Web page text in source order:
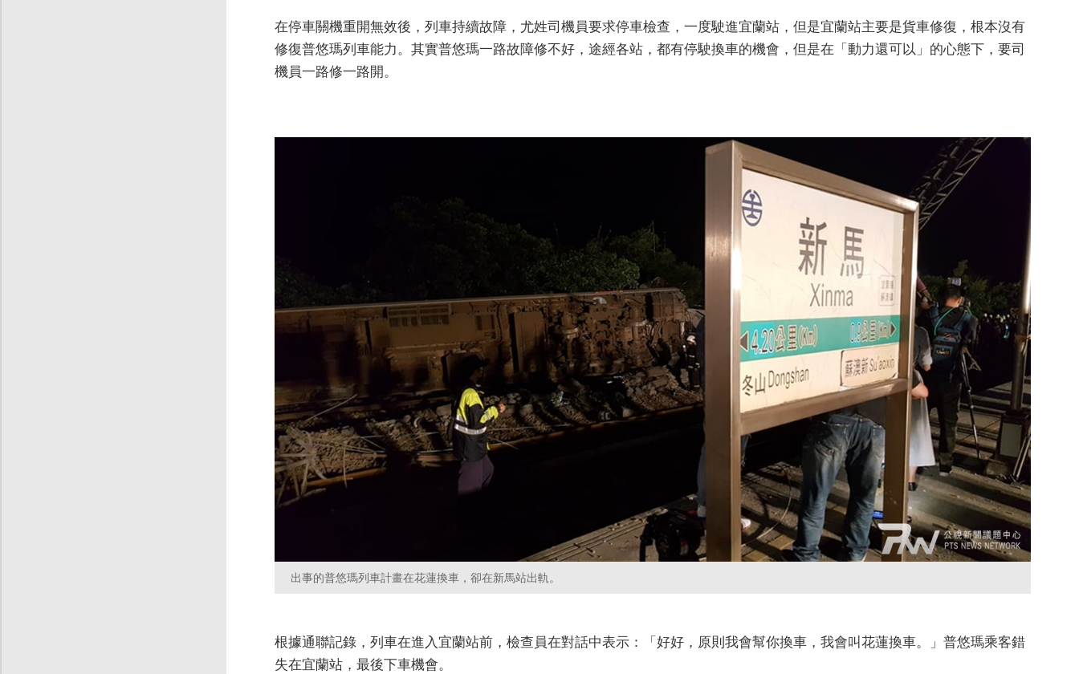
在停車關機重開無效後，列車持續故障，尤姓司機員要求停車檢查，一度駛進宜蘭站，但是宜蘭站主要是貨車修復，根本沒有
修復普悠瑪列車能力。其實普悠瑪一路故障修不好，途經各站，都有停駛換車的機會，但是在「動力還可以」的心態下，要司
機員一路修一路開。
出事的普悠瑪列車計畫在花蓮換車，卻在新馬站出軌。
根據通聯記錄，列車在進入宜蘭站前，檢查員在對話中表示：「好好，原則我會幫你換車，我會叫花蓮換車。」普悠瑪乘客錯
失在宜蘭站，最後下車機會。